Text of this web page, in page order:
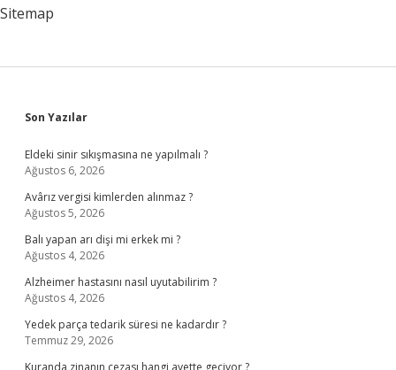
Sitemap
Sidebar
Son Yazılar
Eldeki sinir sıkışmasına ne yapılmalı ?
Ağustos 6, 2026
Avârız vergisi kimlerden alınmaz ?
Ağustos 5, 2026
Balı yapan arı dişi mi erkek mi ?
Ağustos 4, 2026
Alzheimer hastasını nasıl uyutabilirim ?
Ağustos 4, 2026
Yedek parça tedarik süresi ne kadardır ?
Temmuz 29, 2026
Kuranda zinanın cezası hangi ayette geçiyor ?